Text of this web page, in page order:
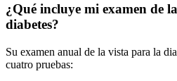
¿Qué incluye mi examen de
diabetes?
Su examen anual de la vista para la
cuatro pruebas: